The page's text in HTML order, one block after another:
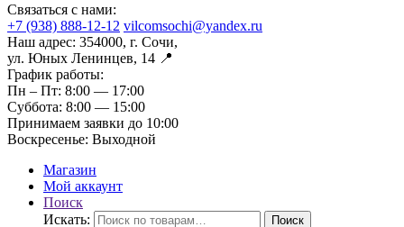
Связаться с нами:
+7 (938) 888-12-12 vilcomsochi@yandex.ru
Наш адрес: 354000, г. Сочи,
ул. Юных Ленинцев, 14 📍
График работы:
Пн – Пт: 8:00 — 17:00
Суббота: 8:00 — 15:00
Принимаем заявки до 10:00
Воскресенье: Выходной
Магазин
Мой аккаунт
Поиск
Искать:
Поиск